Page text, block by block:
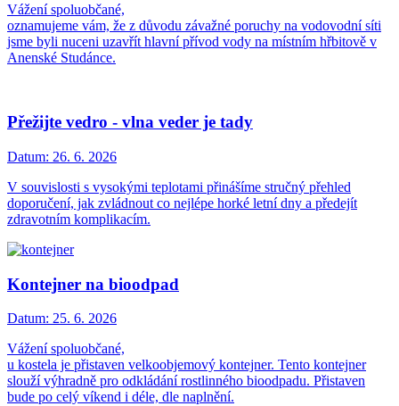
Vážení spoluobčané,
oznamujeme vám, že z důvodu závažné poruchy na vodovodní síti
jsme byli nuceni uzavřít hlavní přívod vody na místním hřbitově v
Anenské Studánce.
Přežijte vedro - vlna veder je tady
Datum: 26. 6. 2026
V souvislosti s vysokými teplotami přinášíme stručný přehled
doporučení, jak zvládnout co nejlépe horké letní dny a předejít
zdravotním komplikacím.
Kontejner na bioodpad
Datum: 25. 6. 2026
Vážení spoluobčané,
u kostela je přistaven velkoobjemový kontejner. Tento kontejner
slouží výhradně pro odkládání rostlinného bioodpadu. Přistaven
bude po celý víkend i déle, dle naplnění.